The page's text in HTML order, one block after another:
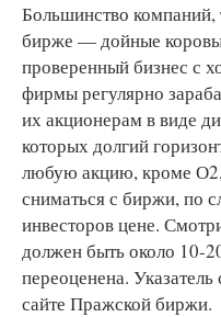
Большинство
бирже — дойные
проверенный бизнес с
фирмы регулярно
их акционерам в виде
которых долгий
любую акцию, кроме О2,
сниматься с биржи, по
инвесторов цене.
должен быть около 10-
переоценена.
сайте Пражской биржи.